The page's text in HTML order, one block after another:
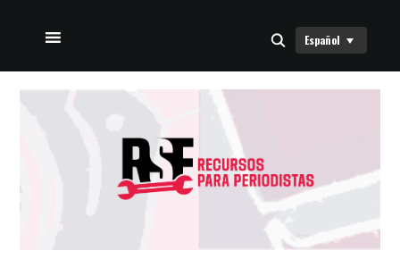
INICIO
CONTÁCTANOS
Español